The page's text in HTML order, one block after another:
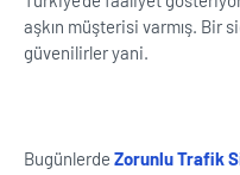
aşkın müşterisi varmış. Bir
güvenilirler yani.
Bugünlerde Zorunlu Trafik